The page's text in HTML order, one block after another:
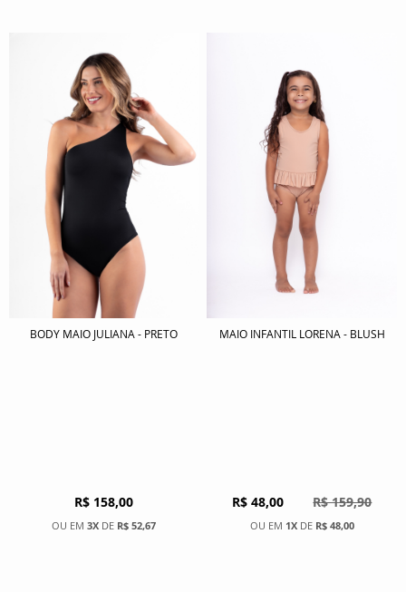
BODY MAIO JULIANA - PRETO
R$ 158,00
3X DE R$ 52,67
MAIO INFANTIL LORENA - BLUSH
R$ 48,00 R$ 159,90
1XDE R$ 48,00